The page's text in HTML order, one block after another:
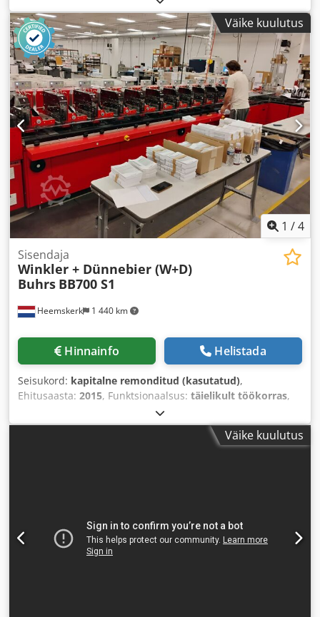
Väike kuulutus
1 /4
Heemskerk 1 440 km
Sisendaja
Winkler + Dünnebier (W+D)
Buhrs BB700 S1
Hinnainfo Helistada
Seisukord: kapitalne remonditud (kasutatud),
Ehitusaasta: 2015, Funktsionaalsus: täielikult töökorras,
Väike kuulutus